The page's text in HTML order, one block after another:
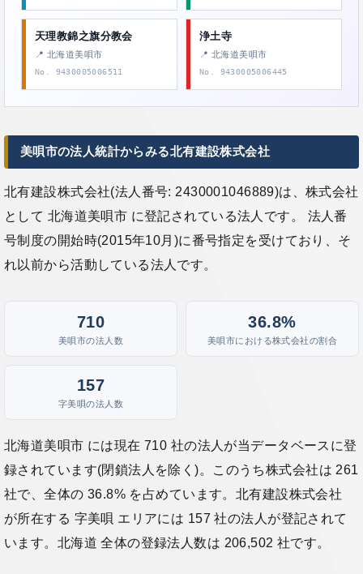
天理教錦之旗分教会
📍 北海道美唄市
No. 9430005006511
浄土寺
📍 北海道美唄市
No. 9430005006445
美唄市の法人統計からみる北有建設株式会社
北有建設株式会社(法人番号: 2430001046889)は、株式会社
として 北海道美唄市 に登記されている法人です。 法人番
号制度の開始時(2015年10月)に番号指定を受けており、そ
れ以前から活動している法人です。
710
美唄市の法人数
36.8%
美唄市における株式会社の割合
157
字美唄の法人数
北海道美唄市 には現在 710 社の法人が当データベースに登
録されています(閉鎖法人を除く)。このうち株式会社は 261
社で、全体の 36.8% を占めています。北有建設株式会社
が所在する 字美唄 エリアには 157 社の法人が登記されて
います。北海道 全体の登録法人数は 206,502 社です。